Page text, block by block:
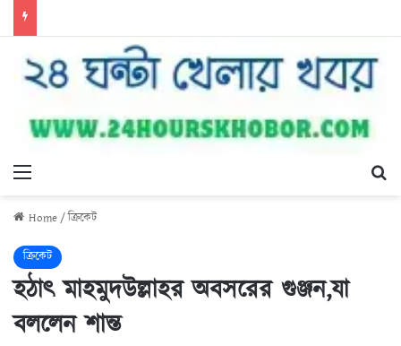
Menu
Home/ক্রিকেট
ক্রিকেট
হঠাৎ মাহমুদউল্লাহর অবসরের গুঞ্জন,যা
বললেন শান্ত